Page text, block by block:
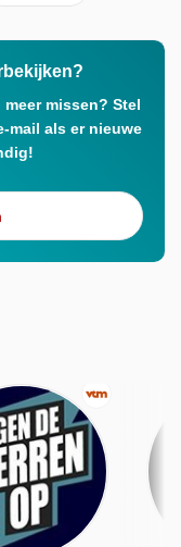
en Jelle De Beule.
missen? Stel
mail als er nieuwe